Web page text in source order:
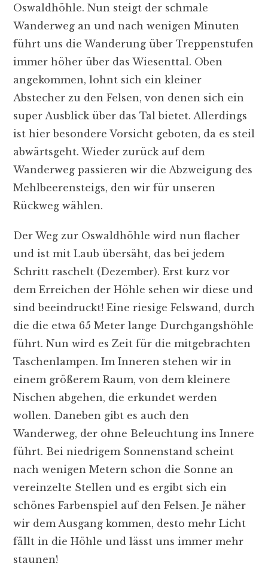
Oswaldhöhle. Nun steigt der schmale
Wanderweg an und nach wenigen Minuten
führt uns die Wanderung über Treppenstufen
immer höher über das Wiesenttal. Oben
angekommen, lohnt sich ein kleiner
Abstecher zu den Felsen, von denen sich ein
super Ausblick über das Tal bietet. Allerdings
ist hier besondere Vorsicht geboten, da es steil
abwärtsgeht. Wieder zurück auf dem
Wanderweg passieren wir die Abzweigung des
Mehlbeerensteigs, den wir für unseren
Rückweg wählen.
Der Weg zur Oswaldhöhle wird nun flacher
und ist mit Laub übersäht, das bei jedem
Schritt raschelt (Dezember). Erst kurz vor
dem Erreichen der Höhle sehen wir diese und
sind beeindruckt! Eine riesige Felswand, durch
die die etwa 65 Meter lange Durchgangshöhle
führt. Nun wird es Zeit für die mitgebrachten
Taschenlampen. Im Inneren stehen wir in
einem größerem Raum, von dem kleinere
Nischen abgehen, die erkundet werden
wollen. Daneben gibt es auch den
Wanderweg, der ohne Beleuchtung ins Innere
führt. Bei niedrigem Sonnenstand scheint
nach wenigen Metern schon die Sonne an
vereinzelte Stellen und es ergibt sich ein
schönes Farbenspiel auf den Felsen. Je näher
wir dem Ausgang kommen, desto mehr Licht
fällt in die Höhle und lässt uns immer mehr
staunen!